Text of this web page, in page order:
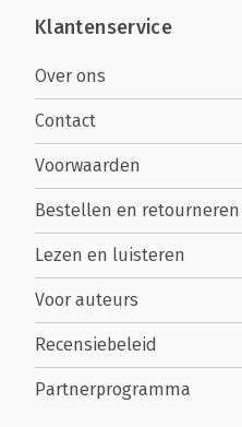
Klantenservice
Over ons
Contact
Voorwaarden
Bestellen en retourneren
Lezen en luisteren
Voor auteurs
Recensiebeleid
Partnerprogramma